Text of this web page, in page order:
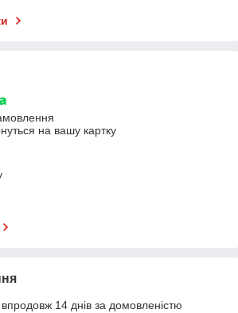
на вашу картку
14 днів за домовленістю